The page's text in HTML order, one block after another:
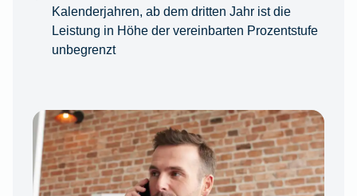
Kalenderjahren, ab dem dritten Jahr ist die
Leistung in Höhe der vereinbarten Prozentstufe
unbegrenzt